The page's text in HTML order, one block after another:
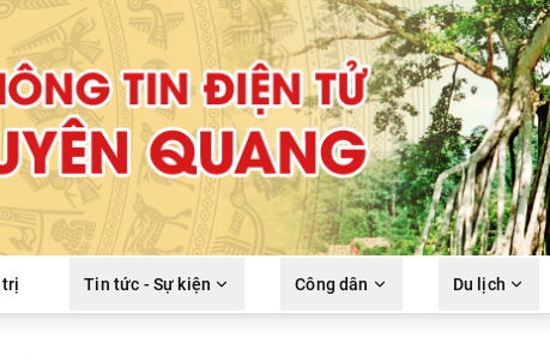
trị Tin tức - Sự kiện Công dân Du lịch